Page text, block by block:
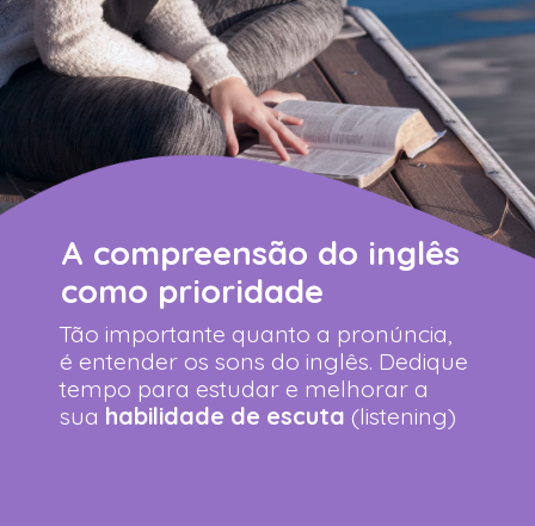
A compreensão do inglês
como prioridade
Tão importante quanto a pronúncia,
é entender os sons do inglês. Dedique
tempo para estudar e melhorar a
sua habilidade de escuta (listening)